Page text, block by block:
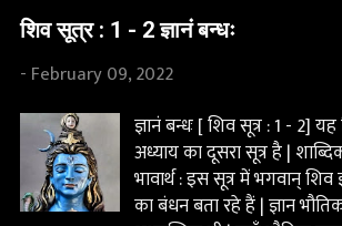
का उपयोग केवल मनुष्यों के
जीव के लिए हो सकता है |
मन का करता का भाव" ही हमें
है | हमारा मन जिस चीज़ को पाने
है , हम उसी के अनुरूप शरीर
जाते हैं | प्रकृति तो योनी है, वह
(हमारे करता भाव ) के अनुरूप हमें
है | इस सूत्र को यदि हम गहराई
शिव सूत्र : 1 - 2 ज्ञानं बन्धः
- February 09, 2022
ज्ञानं बन्धः [ शिव सूत्र : 1 - 2]
अध्याय का दूसरा सूत्र है |
भावार्थ : इस सूत्र में भगवान् शिव
का बंधन बता रहे हैं | ज्ञान